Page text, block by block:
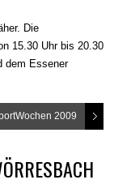
Die
15.30 Uhr bis 20.30
dem Essener
2009